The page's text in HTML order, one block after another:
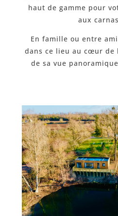
haut de gamme pour
aux
En famille ou entre
dans ce lieu au cœur de
de sa vue